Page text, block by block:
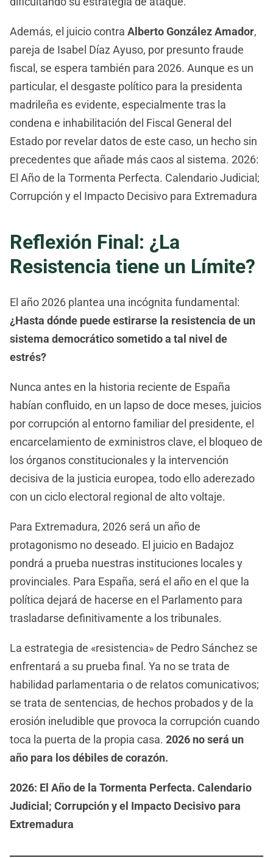
Además, el juicio contra Alberto González Amador,
pareja de Isabel Díaz Ayuso, por presunto fraude
fiscal, se espera también para 2026. Aunque es un
particular, el desgaste político para la presidenta
madrileña es evidente, especialmente tras la
condena e inhabilitación del Fiscal General del
Estado por revelar datos de este caso, un hecho sin
precedentes que añade más caos al sistema. 2026:
El Año de la Tormenta Perfecta. Calendario Judicial;
Corrupción y el Impacto Decisivo para Extremadura
Reflexión Final: ¿La
Resistencia tiene un Límite?
El año 2026 plantea una incógnita fundamental:
¿Hasta dónde puede estirarse la resistencia de un
sistema democrático sometido a tal nivel de
estrés?
Nunca antes en la historia reciente de España
habían confluido, en un lapso de doce meses, juicios
por corrupción al entorno familiar del presidente, el
encarcelamiento de exministros clave, el bloqueo de
los órganos constitucionales y la intervención
decisiva de la justicia europea, todo ello aderezado
con un ciclo electoral regional de alto voltaje.
Para Extremadura, 2026 será un año de
protagonismo no deseado. El juicio en Badajoz
pondrá a prueba nuestras instituciones locales y
provinciales. Para España, será el año en el que la
política dejará de hacerse en el Parlamento para
trasladarse definitivamente a los tribunales.
La estrategia de «resistencia» de Pedro Sánchez se
enfrentará a su prueba final. Ya no se trata de
habilidad parlamentaria o de relatos comunicativos;
se trata de sentencias, de hechos probados y de la
erosión ineludible que provoca la corrupción cuando
toca la puerta de la propia casa. 2026 no será un
año para los débiles de corazón.
2026: El Año de la Tormenta Perfecta. Calendario
Judicial; Corrupción y el Impacto Decisivo para
Extremadura